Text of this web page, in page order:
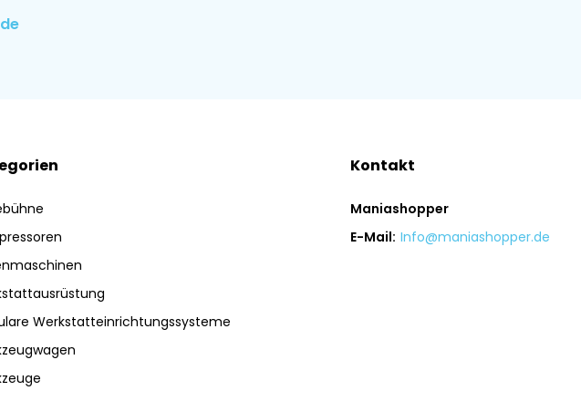
Werkstatteinrichtungssysteme
Kontakt
Maniashopper
E-Mail: Info@maniashopper.de